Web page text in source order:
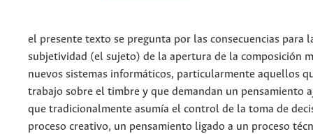
el presente texto se pregunta por las consecuencias para
subjetividad (el sujeto) de la apertura de la composición
nuevos sistemas informáticos, particularmente aquellos
trabajo sobre el timbre y que demandan un pensamiento
que tradicionalmente asumía el control de la toma de
proceso creativo, un pensamiento ligado a un proceso